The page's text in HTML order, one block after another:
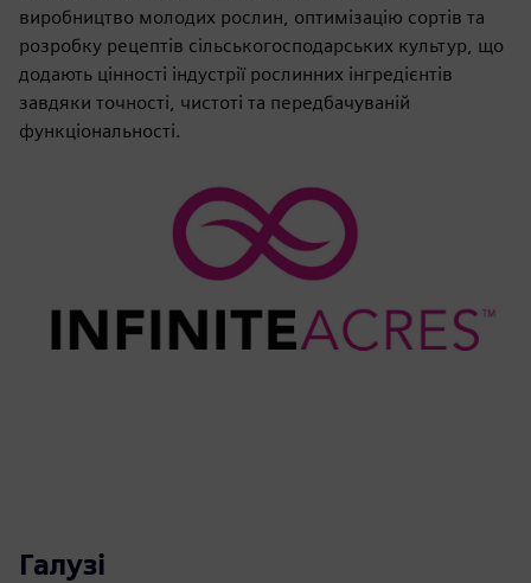
виробництво молодих рослин, оптимізацію сортів та
розробку рецептів сільськогосподарських культур, що
додають цінності індустрії рослинних інгредієнтів
завдяки точності, чистоті та передбачуваній
функціональності.
Галузі